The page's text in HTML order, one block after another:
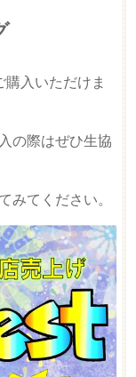
入いただけま
の際はぜひ生協
みてください。